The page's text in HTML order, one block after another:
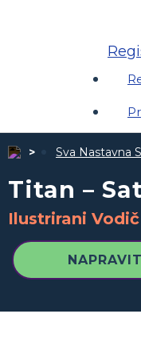
Sva Nastavna
Titan –
Ilustrirani